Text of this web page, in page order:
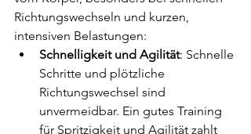
Richtungswechseln und kurzen,
intensiven Belastungen:
Schnelligkeit und Agilität: Schnelle
Schritte und plötzliche
Richtungswechsel sind
unvermeidbar. Ein gutes Training
für Spritzigkeit und Agilität zahlt